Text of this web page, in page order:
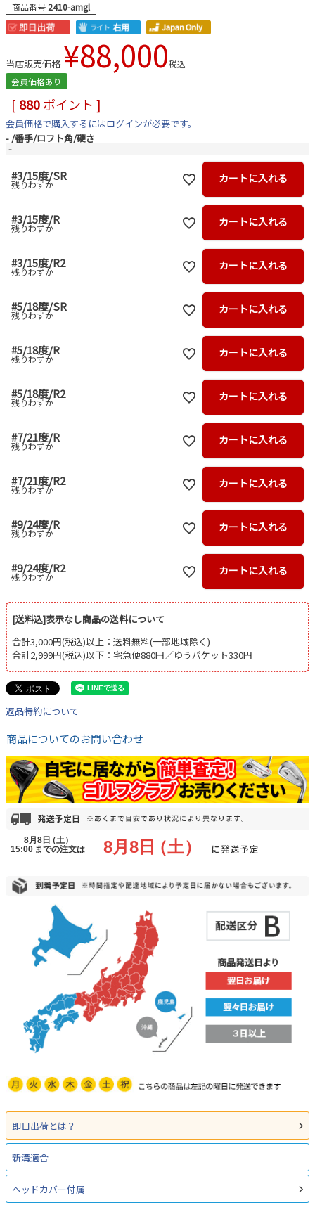
商品番号 2410-amgl
当店販売価格 ¥88,000税込
会員価格あり
[ 880ポイント ]
会員価格で購入するにはログインが必要です。
- 番手/ロフト角/硬さ
-
#3/15度/SR
残りわずか カートに入れる
#3/15度/R
残りわずか カートに入れる
#3/15度/R2
残りわずか カートに入れる
#5/18度/SR
残りわずか カートに入れる
#5/18度/R
残りわずか カートに入れる
#5/18度/R2
残りわずか カートに入れる
#7/21度/R
残りわずか カートに入れる
#7/21度/R2
残りわずか カートに入れる
#9/24度/R
残りわずか カートに入れる
#9/24度/R2
残りわずか カートに入れる
[送料込]表示なし商品の送料について
合計3,000円(税込)以上：送料無料(一部地域除く)
合計2,999円(税込)以下：宅急便880円／ゆうパケット330円
返品特約について
商品についてのお問い合わせ
即日出荷とは？
新溝適合
ヘッドカバー付属